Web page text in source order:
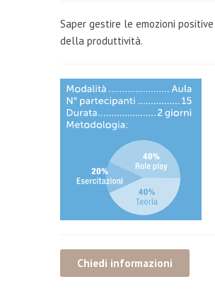
Saper gestire le emozioni
della produttività.
Chiedi informazioni